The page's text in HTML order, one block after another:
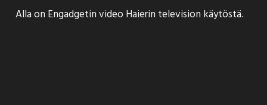
Alla on Engadgetin video Haierin television käytöstä.